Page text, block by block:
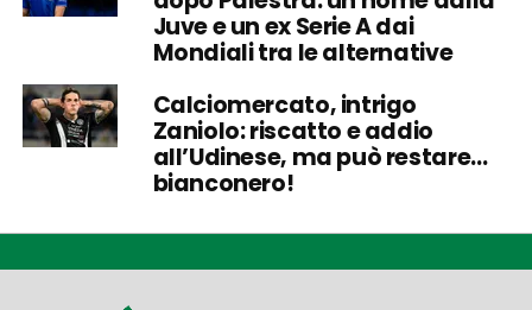
Juve e un ex Serie A dai
Mondiali tra le alternative
Calciomercato, intrigo
Zaniolo: riscatto e addio
all’Udinese, ma può restare…
bianconero!